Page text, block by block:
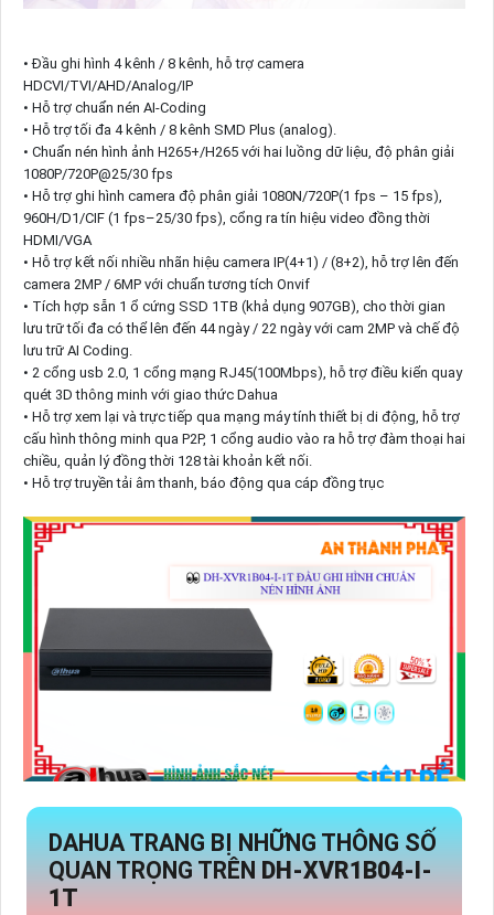
• Đầu ghi hình 4 kênh / 8 kênh, hỗ trợ camera
HDCVI/TVI/AHD/Analog/IP
• Hỗ trợ chuẩn nén AI-Coding
• Hỗ trợ tối đa 4 kênh / 8 kênh SMD Plus (analog).
• Chuẩn nén hình ảnh H265+/H265 với hai luồng dữ liệu, độ phân giải
1080P/720P@25/30 fps
• Hỗ trợ ghi hình camera độ phân giải 1080N/720P(1 fps – 15 fps),
960H/D1/CIF (1 fps–25/30 fps), cổng ra tín hiệu video đồng thời
HDMI/VGA
• Hỗ trợ kết nối nhiều nhãn hiệu camera IP(4+1) / (8+2), hỗ trợ lên đến
camera 2MP / 6MP với chuẩn tương tích Onvif
• Tích hợp sẵn 1 ổ cứng SSD 1TB (khả dụng 907GB), cho thời gian
lưu trữ tối đa có thể lên đến 44 ngày / 22 ngày với cam 2MP và chế độ
lưu trữ AI Coding.
• 2 cổng usb 2.0, 1 cổng mạng RJ45(100Mbps), hỗ trợ điều kiển quay
quét 3D thông minh với giao thức Dahua
• Hỗ trợ xem lại và trực tiếp qua mạng máy tính thiết bị di động, hỗ trợ
cấu hình thông minh qua P2P, 1 cổng audio vào ra hỗ trợ đàm thoại hai
chiều, quản lý đồng thời 128 tài khoản kết nối.
• Hỗ trợ truyền tải âm thanh, báo động qua cáp đồng trục
DAHUA TRANG BỊ NHỮNG THÔNG SỐ
QUAN TRỌNG TRÊN DH-XVR1B04-I-
1T